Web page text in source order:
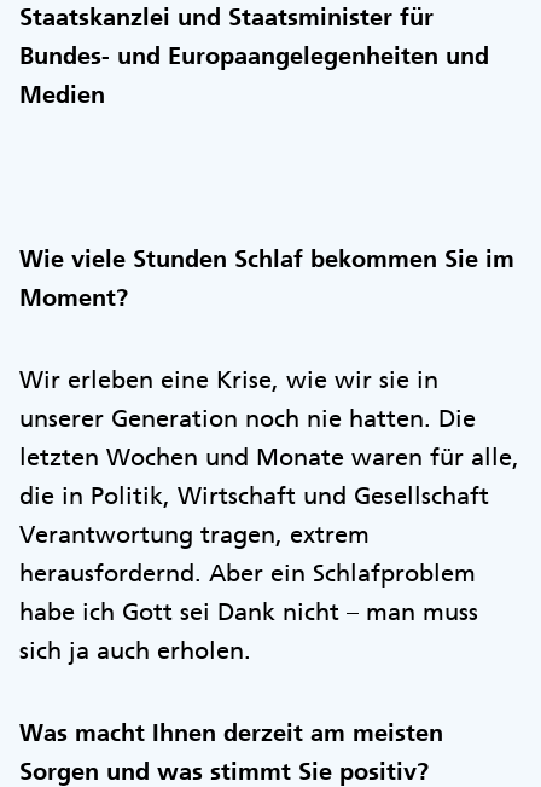
Staatskanzlei und Staatsminister für
Bundes- und Europaangelegenheiten und
Medien
Wie viele Stunden Schlaf bekommen Sie im
Moment?
Wir erleben eine Krise, wie wir sie in
unserer Generation noch nie hatten. Die
letzten Wochen und Monate waren für alle,
die in Politik, Wirtschaft und Gesellschaft
Verantwortung tragen, extrem
herausfordernd. Aber ein Schlafproblem
habe ich Gott sei Dank nicht – man muss
sich ja auch erholen.
Was macht Ihnen derzeit am meisten
Sorgen und was stimmt Sie positiv?